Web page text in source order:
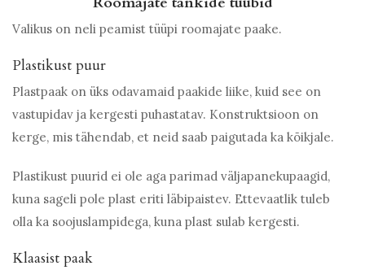
Valikus on neli peamist tüüpi roomajate paake.
Plastikust puur
Plastpaak on üks odavamaid paakide liike, kuid see on
vastupidav ja kergesti puhastatav. Konstruktsioon on
kerge, mis tähendab, et neid saab paigutada ka kõikjale.
Plastikust puurid ei ole aga parimad väljapanekupaagid,
kuna sageli pole plast eriti läbipaistev. Ettevaatlik tuleb
olla ka soojuslampidega, kuna plast sulab kergesti.
Klaasist paak